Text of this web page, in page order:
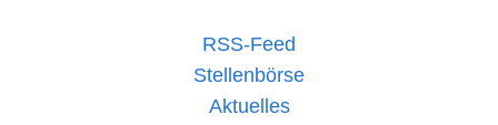
RSS-Feed
Stellenbörse
Aktuelles